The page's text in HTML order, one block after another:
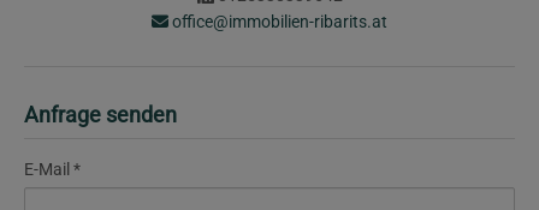
office@immobilien-ribarits.at
Anfrage senden
E-Mail